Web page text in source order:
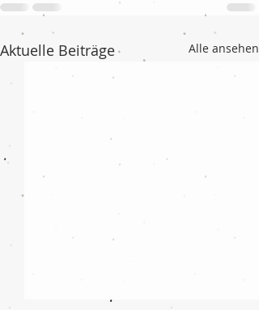
Aktuelle Beiträge Alle ansehen